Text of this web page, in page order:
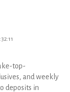
top-
and weekly
deposits in